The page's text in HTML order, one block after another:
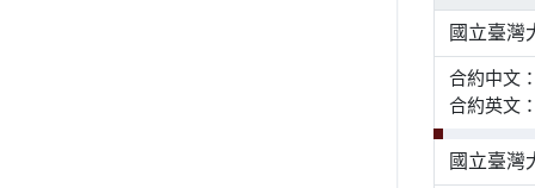
國立臺灣
合約中文
合約英文
國立臺灣